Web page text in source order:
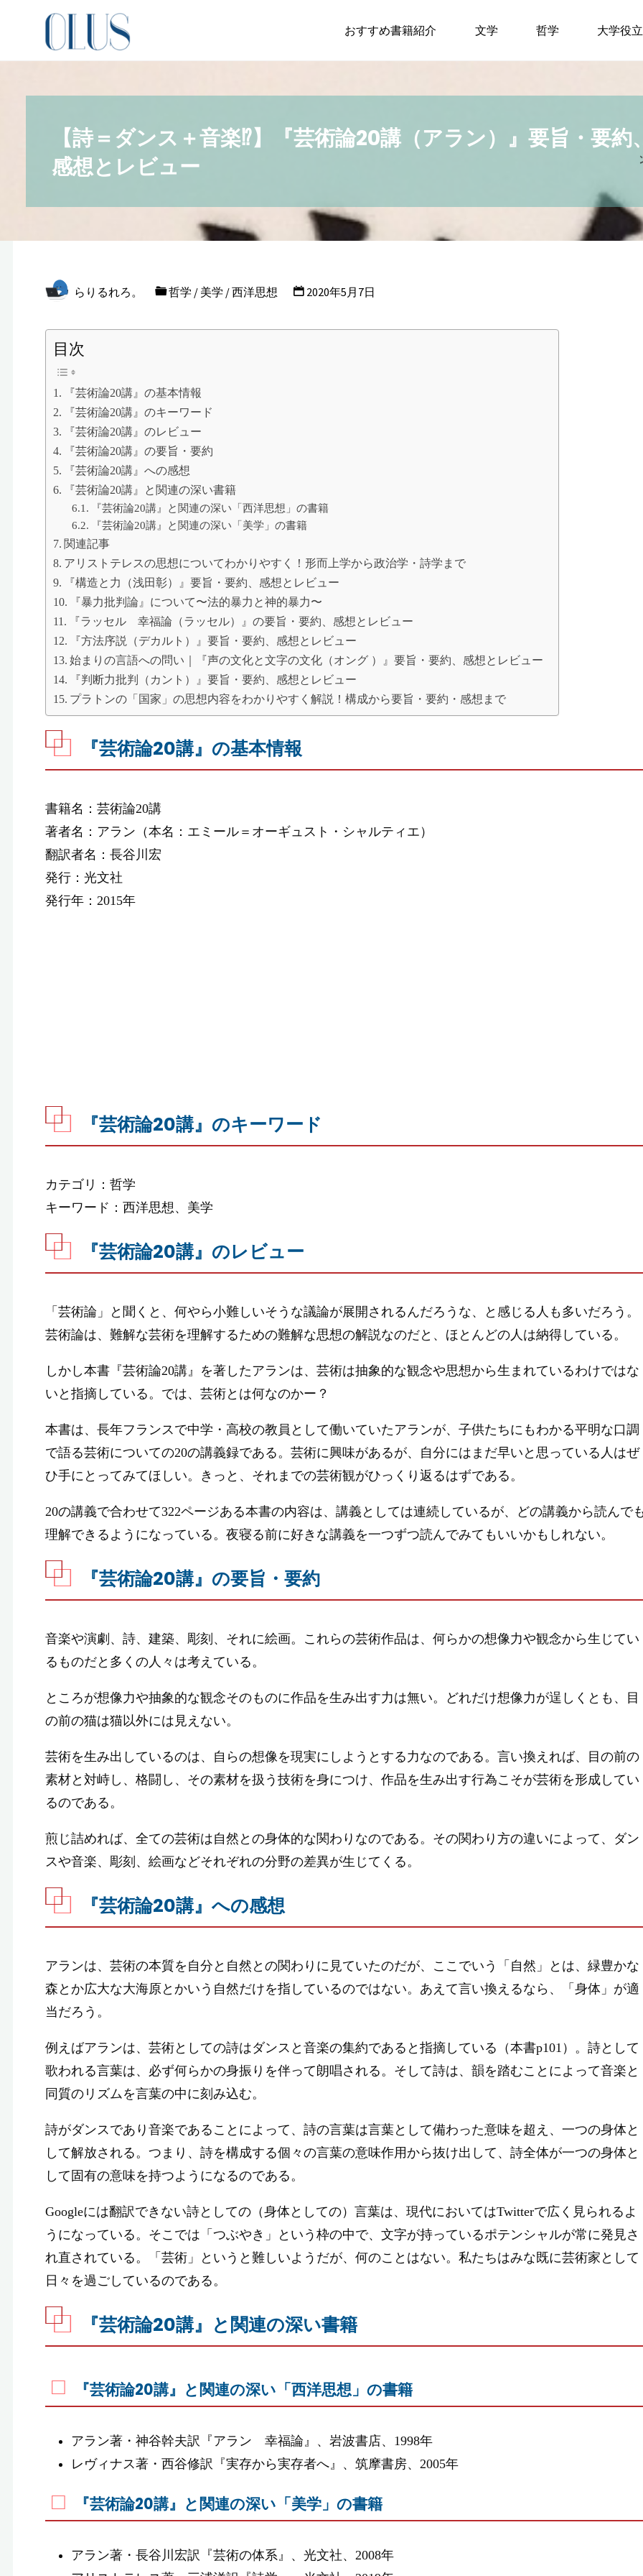
ン図
学・
文
人類
学
す
学
生
た
め
おすすめ書籍紹介 文学 哲学 大学役
【詩＝ダンス＋音楽⁉︎】『芸術論20講（アラン）』要旨・要約
感想とレビュー
らりるれろ。 哲学 / 美学 /西洋思想 2020年5月7日
目次
『芸術論20講』の基本情報
『芸術論20講』のキーワード
『芸術論20講』のレビュー
『芸術論20講』の要旨・要約
『芸術論20講』への感想
『芸術論20講』と関連の深い書籍
『芸術論20講』と関連の深い「西洋思想」の書籍
『芸術論20講』と関連の深い「美学」の書籍
関連記事
アリストテレスの思想についてわかりやすく！形而上学から政治学・詩学まで
『構造と力（浅田彰）』要旨・要約、感想とレビュー
『暴力批判論』について〜法的暴力と神的暴力〜
『ラッセル 幸福論（ラッセル）』の要旨・要約、感想とレビュー
『方法序説（デカルト）』要旨・要約、感想とレビュー
始まりの言語への問い｜『声の文化と文字の文化（オング ）』要旨・要約、感想とレビュー
『判断力批判（カント）』要旨・要約、感想とレビュー
プラトンの「国家」の思想内容をわかりやすく解説！構成から要旨・要約・感想まで
『芸術論20講』の基本情報
書籍名：芸術論20講
著者名：アラン（本名：エミール＝オーギュスト・シャルティエ）
翻訳者名：長谷川宏
発行：光文社
発行年：2015年
『芸術論20講』のキーワード
カテゴリ：哲学
キーワード：西洋思想、美学
『芸術論20講』のレビュー
「芸術論」と聞くと、何やら小難しいそうな議論が展開されるんだろうな、と感じる人も多いだろう。
芸術論は、難解な芸術を理解するための難解な思想の解説なのだと、ほとんどの人は納得している。
しかし本書『芸術論20講』を著したアランは、芸術は抽象的な観念や思想から生まれているわけではな
いと指摘している。では、芸術とは何なのかー？
本書は、長年フランスで中学・高校の教員として働いていたアランが、子供たちにもわかる平明な口調
で語る芸術についての20の講義録である。芸術に興味があるが、自分にはまだ早いと思っている人はぜ
ひ手にとってみてほしい。きっと、それまでの芸術観がひっくり返るはずである。
20の講義で合わせて322ページある本書の内容は、講義としては連続しているが、どの講義から読んで
理解できるようになっている。夜寝る前に好きな講義を一つずつ読んでみてもいいかもしれない。
『芸術論20講』の要旨・要約
音楽や演劇、詩、建築、彫刻、それに絵画。これらの芸術作品は、何らかの想像力や観念から生じてい
るものだと多くの人々は考えている。
ところが想像力や抽象的な観念そのものに作品を生み出す力は無い。どれだけ想像力が逞しくとも、目
の前の猫は猫以外には見えない。
芸術を生み出しているのは、自らの想像を現実にしようとする力なのである。言い換えれば、目の前の
素材と対峙し、格闘し、その素材を扱う技術を身につけ、作品を生み出す行為こそが芸術を形成してい
るのである。
煎じ詰めれば、全ての芸術は自然との身体的な関わりなのである。その関わり方の違いによって、ダン
スや音楽、彫刻、絵画などそれぞれの分野の差異が生じてくる。
『芸術論20講』への感想
アランは、芸術の本質を自分と自然との関わりに見ていたのだが、ここでいう「自然」とは、緑豊かな
森とか広大な大海原とかいう自然だけを指しているのではない。あえて言い換えるなら、「身体」が適
当だろう。
例えばアランは、芸術としての詩はダンスと音楽の集約であると指摘している（本書p101）。詩として
歌われる言葉は、必ず何らかの身振りを伴って朗唱される。そして詩は、韻を踏むことによって音楽と
同質のリズムを言葉の中に刻み込む。
詩がダンスであり音楽であることによって、詩の言葉は言葉として備わった意味を超え、一つの身体と
して解放される。つまり、詩を構成する個々の言葉の意味作用から抜け出して、詩全体が一つの身体と
して固有の意味を持つようになるのである。
Googleには翻訳できない詩としての（身体としての）言葉は、現代においてはTwitterで広く見られるよ
うになっている。そこでは「つぶやき」という枠の中で、文字が持っているポテンシャルが常に発見さ
れ直されている。「芸術」というと難しいようだが、何のことはない。私たちはみな既に芸術家として
日々を過ごしているのである。
『芸術論20講』と関連の深い書籍
『芸術論20講』と関連の深い「西洋思想」の書籍
アラン著・神谷幹夫訳『アラン 幸福論』、岩波書店、1998年
レヴィナス著・西谷修訳『実存から実存者へ』、筑摩書房、2005年
『芸術論20講』と関連の深い「美学」の書籍
アラン著・長谷川宏訳『芸術の体系』、光文社、2008年